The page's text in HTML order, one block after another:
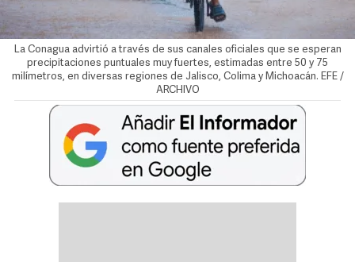
La Conagua advirtió a través de sus canales oficiales que se esperan
precipitaciones puntuales muy fuertes, estimadas entre 50 y 75
milímetros, en diversas regiones de Jalisco, Colima y Michoacán. EFE /
ARCHIVO